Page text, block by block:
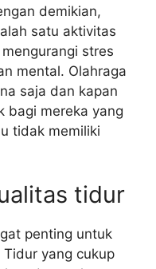
demikian,
satu aktivitas
stres
mental. Olahraga
saja dan kapan
bagi mereka yang
tidak memiliki
tidur
penting untuk
yang cukup